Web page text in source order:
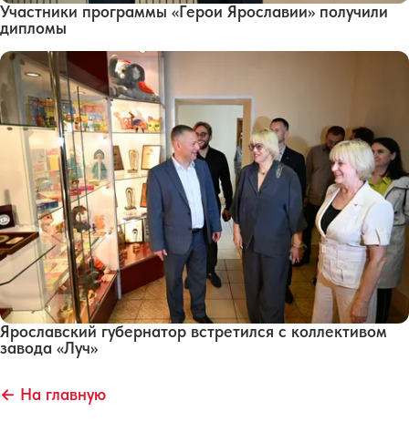
Участники программы «Герои Ярославии» получили
дипломы
Ярославский губернатор встретился с коллективом
завода «Луч»
← На главную